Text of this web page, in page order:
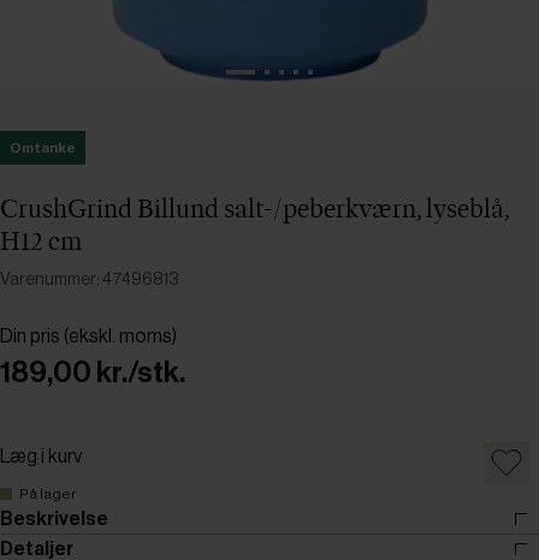
Omtanke
CrushGrind Billund salt-/peberkværn, lyseblå,
H12 cm
Varenummer: 47496813
Din pris (ekskl. moms)
189,00 kr./stk.
Læg i kurv
På lager
Beskrivelse
Detaljer